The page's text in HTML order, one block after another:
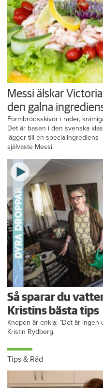
Messi älskar
den galna
Formbrödsskivor i rader,
Det är basen i den svenska
lägger till en specialingrediens
självaste Messi.
Så sparar du
Kristins bästa tips
Knepen är enkla: ”Det är ingen
Kristin Rydberg.
Tips & Råd